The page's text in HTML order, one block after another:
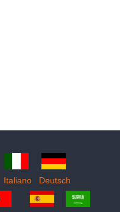
Italiano Deutsch